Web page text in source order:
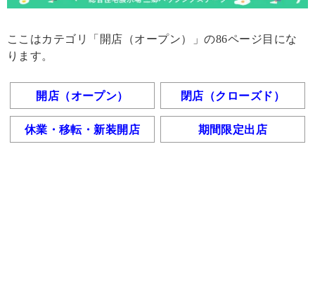
ここはカテゴリ「開店（オープン）」の86ページ目にな
ります。
開店（オープン） 閉店（クローズド）
休業・移転・新装開店 期間限定出店